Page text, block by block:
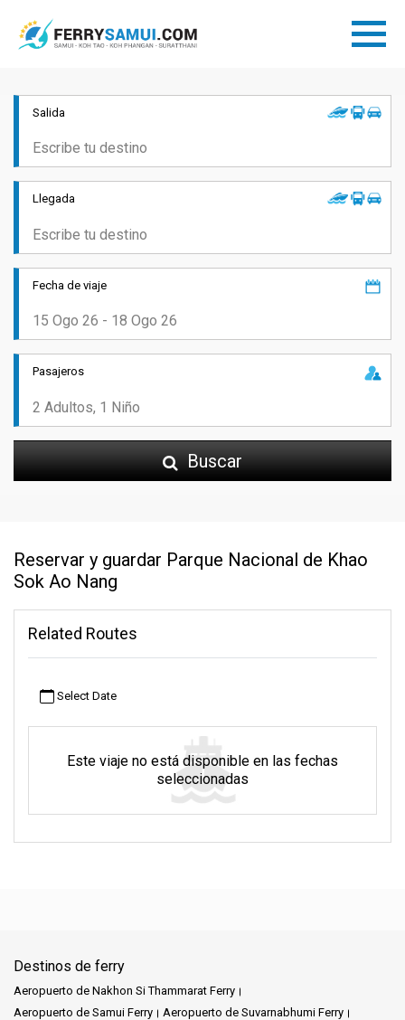
Salida
Llegada
Fecha de viaje
Pasajeros
Buscar
Reservar y guardar Parque Nacional de Khao
Sok Ao Nang
Related Routes
Select Date
Este viaje no está disponible en las fechas
seleccionadas
Destinos de ferry
Aeropuerto de Nakhon Si Thammarat Ferry
Aeropuerto de Samui Ferry
Aeropuerto de Suvarnabhumi Ferry